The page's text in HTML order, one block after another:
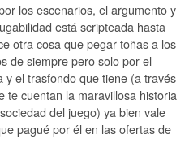
los escenarios, el argumento y
está scripteada hasta
otra cosa que pegar toñas a los
de siempre pero solo por el
y el trasfondo que tiene (a través
te cuentan la maravillosa historia
del juego) ya bien vale
pagué por él en las ofertas de